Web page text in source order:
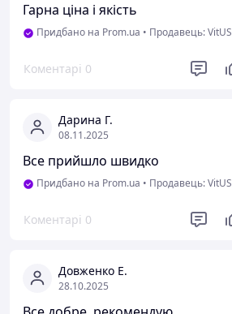
Гарна ціна і якість
Придбано на Prom.ua • Продавець: VitUS
Коментарі 0
Дарина Г.
08.11.2025
Все прийшло швидко
Придбано на Prom.ua • Продавець: VitUS
Коментарі 0
Довженко Е.
28.10.2025